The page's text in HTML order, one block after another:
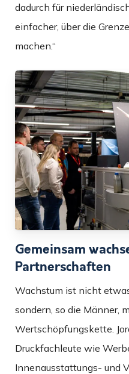
dadurch für
einfacher, über die
machen.“
Gemeinsam
Partnerschaften
Wachstum ist nicht
sondern, so die Männer,
Wertschöpfungskette.
Druckfachleute wie
Innenausstattungs- und